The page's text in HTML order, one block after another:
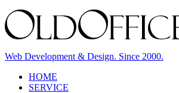
Web Development & Design. Since 2000.
HOME
SERVICE